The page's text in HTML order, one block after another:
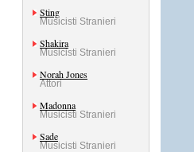
Sting
Musicisti Stranieri
Shakira
Musicisti Stranieri
Norah Jones
Attori
Madonna
Musicisti Stranieri
Sade
Musicisti Stranieri